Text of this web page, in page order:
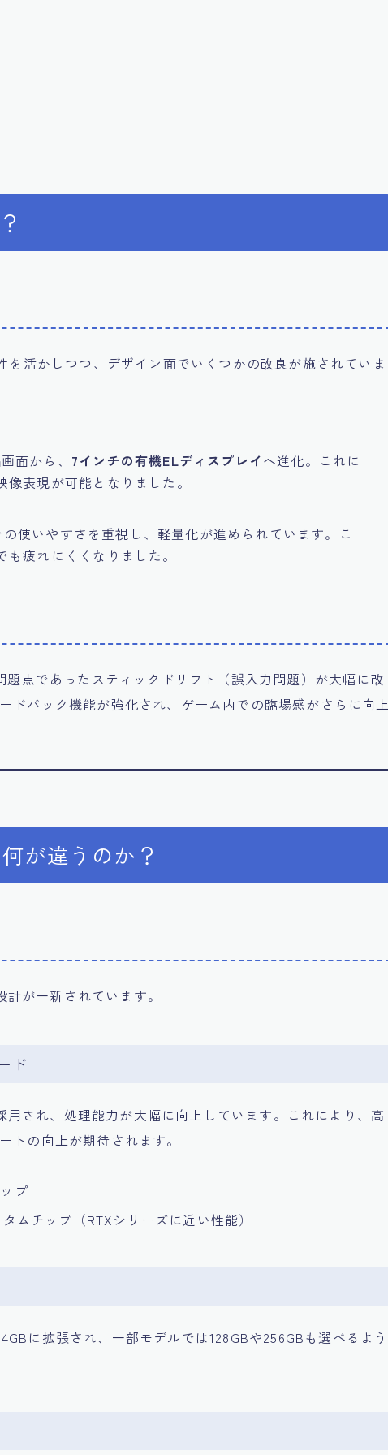
活かしつつ、デザイン面でいくつかの改良が施されていま
面から、 7インチの有機ELディスプレイへ進化。これに
表現が可能となりました。
使いやすさを重視し、軽量化が進められています。こ
疲れにくくなりました。
点であったスティックドリフト（誤入力問題）が大幅に改
ドバック機能が強化され、ゲーム内での臨場感がさらに向上
が違うのか？
が一新されています。
ド
され、処理能力が大幅に向上しています。これにより、高
トの向上が期待されます。
プ
ムチップ（RTXシリーズに近い性能）
に拡張され、一部モデルでは128GBや256GBも選べるよう